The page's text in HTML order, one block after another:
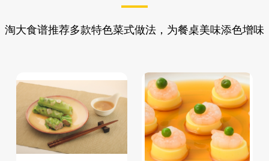
淘大食谱推荐多款特色菜式做法，为餐桌美味添色增味